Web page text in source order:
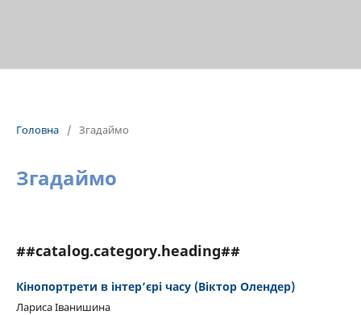
Головна / Згадаймо
Згадаймо
##catalog.category.heading##
Кінопортрети в інтер’єрі часу (Віктор Олендер)
Лариса Іванишина